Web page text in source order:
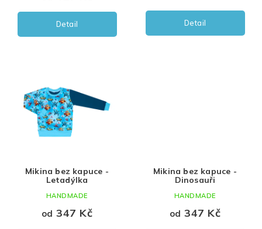
levandulová
104
128
134
146
Detail Detail
Mikina bez kapuce -
Letadýlka
od 347 Kč
HANDMADE
Mikina bez kapuce -
Dinosauři
od 347 Kč
HANDMADE